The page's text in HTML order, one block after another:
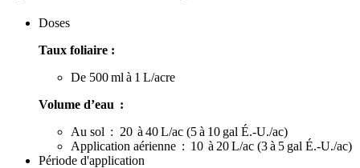
Doses
Taux foliaire :
De 500 ml à 1 L/acre
Volume d’eau :
Au sol : 20 à 40 L/ac (5 à 10 gal É.-U./ac)
Application aérienne : 10 à 20 L/ac (3 à 5 gal É.-U./ac)
Période d'application